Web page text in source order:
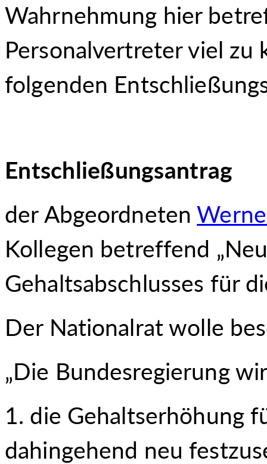
Wahrnehmung hier
Personalvertreter viel
folgenden
Entschließungsantrag
der Abgeordneten
Kollegen betreffend
Gehaltsabschlusses für
Der Nationalrat wolle
„Die Bundesregierung
die Gehaltserhöhung
dahingehend neu